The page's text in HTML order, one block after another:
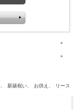
新築祝い お供え リース